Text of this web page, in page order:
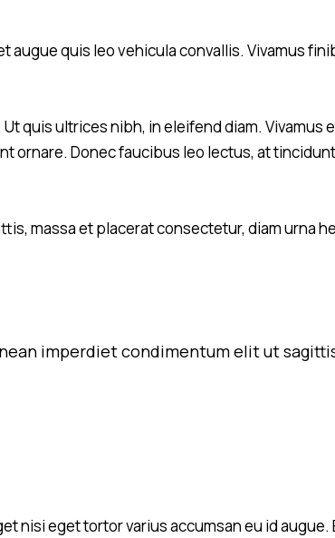
augue quis leo vehicula convallis. Vivamus
quis ultrices nibh, in eleifend diam. Vivamus
ornare. Donec faucibus leo lectus, at
massa et placerat consectetur, diam urna
imperdiet condimentum elit ut
nisi eget tortor varius accumsan eu id augue.